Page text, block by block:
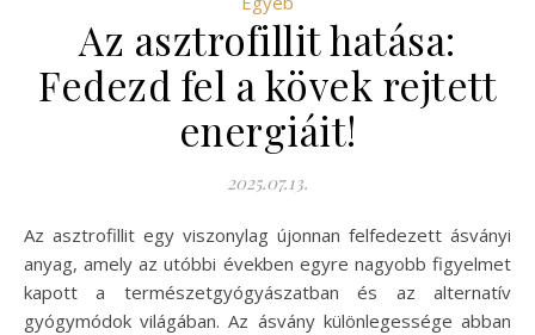
Az asztrofillit hatása:
Fedezd fel a kövek rejtett
energiáit!
2025.07.13.
Az asztrofillit egy viszonylag újonnan felfedezett ásványi
anyag, amely az utóbbi években egyre nagyobb figyelmet
kapott a természetgyógyászatban és az alternatív
gyógymódok világában. Az ásvány különlegessége abban